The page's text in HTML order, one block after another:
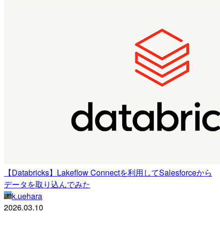
【Databricks】Lakeflow Connectを利用してSalesforceから
データを取り込んでみた
k.uehara
2026.03.10